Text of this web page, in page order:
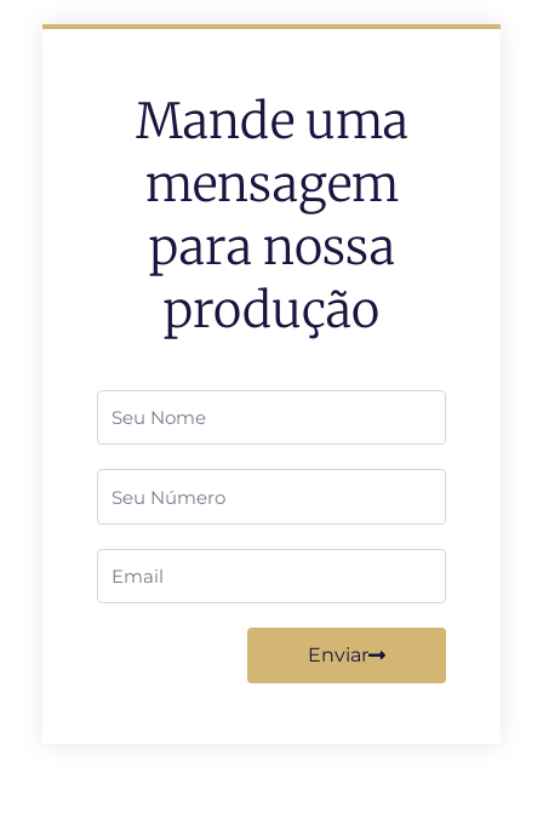
Mande uma
mensagem
para nossa
produção
Enviar